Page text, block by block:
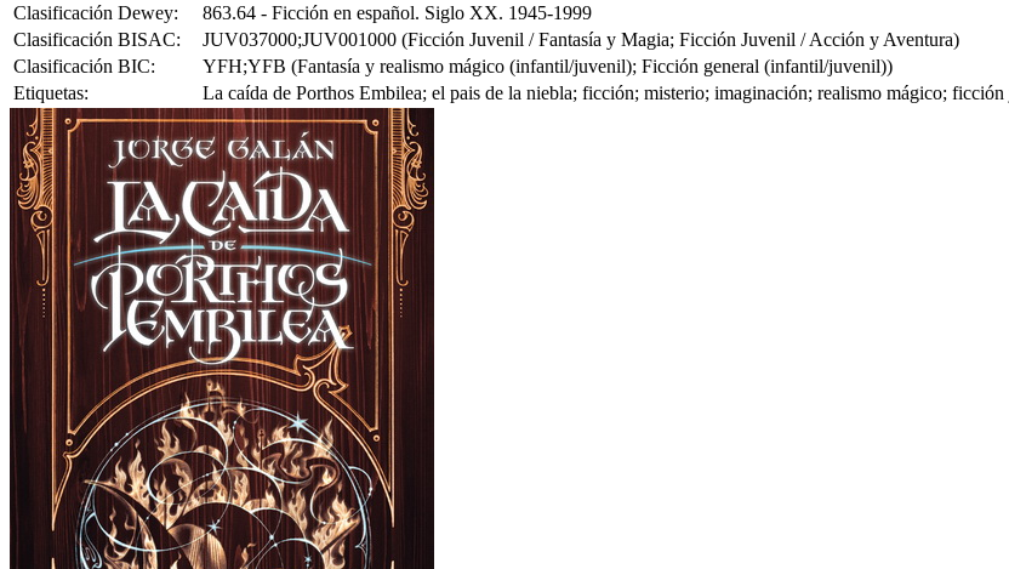
Clasificación Dewey:
863.64 - Ficción en español. Siglo XX. 1945-1999
Clasificación BISAC:
JUV037000;JUV001000 (Ficción Juvenil / Fantasía y Magia; Ficción Juvenil / Acción y Aventura)
Clasificación BIC:
YFH;YFB (Fantasía y realismo mágico (infantil/juvenil); Ficción general (infantil/juvenil))
Etiquetas:
La caída de Porthos Embilea; el pais de la niebla; ficción; misterio; imaginación; realismo mágico;